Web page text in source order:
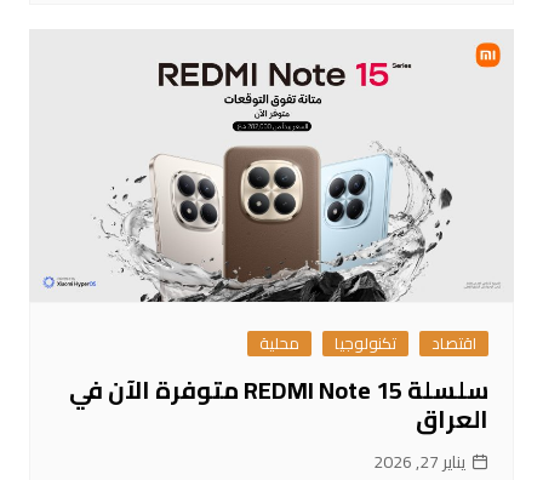
اقتصاد تكنولوجيا محلية
سلسلة REDMI Note 15 متوفرة الآن في
العراق
يناير 27, 2026